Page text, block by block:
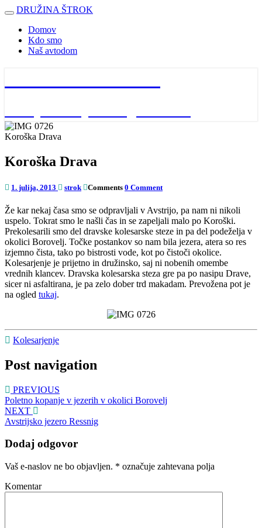
Toggle
navigation
DRUŽINA ŠTROK
Domov
Kdo smo
Naš avtodom
Koroška Drava
Koroška Drava
1. julija, 2013 strok Comments 0 Comment
Že kar nekaj časa smo se odpravljali v Avstrijo, pa nam ni nikoli
uspelo. Tokrat smo le našli čas in se zapeljali malo po Koroški.
Prekolesarili smo del dravske kolesarske steze in pa del podeželja v
okolici Borovelj. Točke postankov so nam bila jezera, atera so res
izjemno čista, tako po bistrosti vode, kot po čistoči okolice.
Kolesarjenje je prijetno in družinsko, saj ni nobenih omembe
vrednih klancev. Dravska kolesarska steza gre pa po nasipu Drave,
sicer ni asfaltirana, je pa zelo dober trd makadam. Prevožena pot je
na ogled tukaj.
Kolesarjenje
Post navigation
PREVIOUS
Poletno kopanje v jezerih v okolici Borovelj
NEXT
Avstrijsko jezero Ressnig
Dodaj odgovor
Vaš e-naslov ne bo objavljen. * označuje zahtevana polja
Komentar